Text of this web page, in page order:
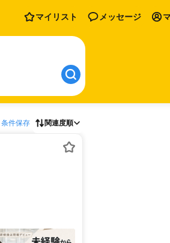
マイリスト メッセージ
条件保存 関連度順